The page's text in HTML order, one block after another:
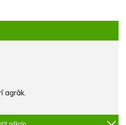
agrāk.
nākošo